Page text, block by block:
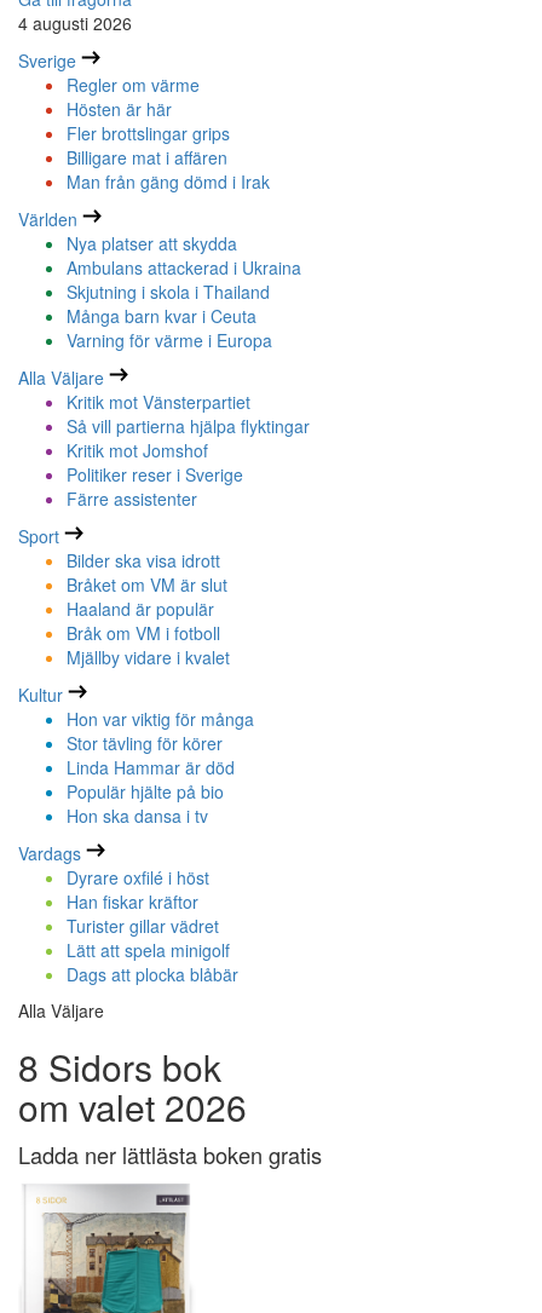
4 augusti 2026
Sverige
Regler om värme
Hösten är här
Fler brottslingar grips
Billigare mat i affären
Man från gäng dömd i Irak
Världen
Nya platser att skydda
Ambulans attackerad i Ukraina
Skjutning i skola i Thailand
Många barn kvar i Ceuta
Varning för värme i Europa
Alla Väljare
Kritik mot Vänsterpartiet
Så vill partierna hjälpa flyktingar
Kritik mot Jomshof
Politiker reser i Sverige
Färre assistenter
Sport
Bilder ska visa idrott
Bråket om VM är slut
Haaland är populär
Bråk om VM i fotboll
Mjällby vidare i kvalet
Kultur
Hon var viktig för många
Stor tävling för körer
Linda Hammar är död
Populär hjälte på bio
Hon ska dansa i tv
Vardags
Dyrare oxfilé i höst
Han fiskar kräftor
Turister gillar vädret
Lätt att spela minigolf
Dags att plocka blåbär
Alla Väljare
8 Sidors bok
om valet 2026
Ladda ner lättlästa boken gratis